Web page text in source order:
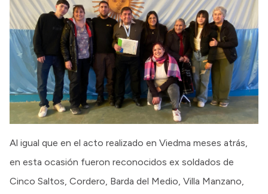
Al igual que en el acto realizado en Viedma meses atrás,
en esta ocasión fueron reconocidos ex soldados de
Cinco Saltos, Cordero, Barda del Medio, Villa Manzano,